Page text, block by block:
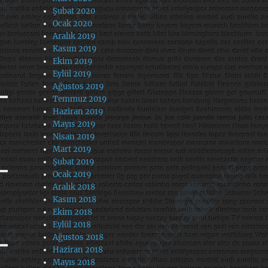
Şubat 2020
Ocak 2020
Aralık 2019
Kasım 2019
Ekim 2019
Eylül 2019
Ağustos 2019
Temmuz 2019
Haziran 2019
Mayıs 2019
Nisan 2019
Mart 2019
Şubat 2019
Ocak 2019
Aralık 2018
Kasım 2018
Ekim 2018
Eylül 2018
Ağustos 2018
Haziran 2018
Mayıs 2018